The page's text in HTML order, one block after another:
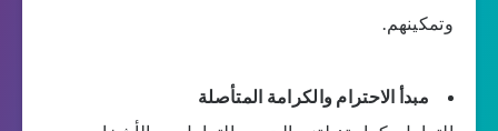
وتمكينهم.
مبدأ الاحترام والكرامة المتأصلة